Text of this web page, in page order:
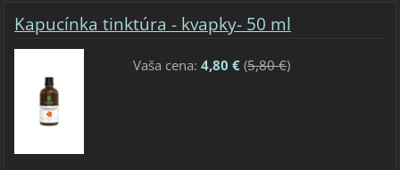
Kapucínka tinktúra - kvapky- 50 ml
Vaša cena: 4,80 €(5,80 €)